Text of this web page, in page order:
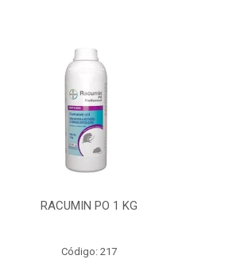
RACUMIN PO 1 KG
Código: 217